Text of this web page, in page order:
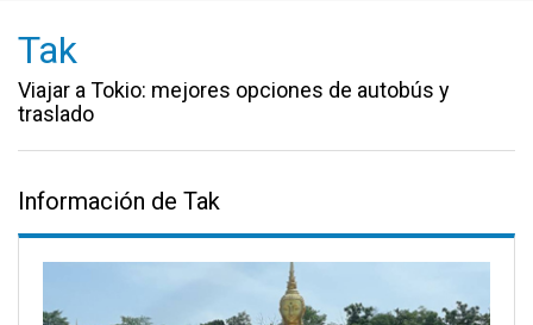
Tak
Viajar a Tokio: mejores opciones de autobús y
traslado
Información de Tak